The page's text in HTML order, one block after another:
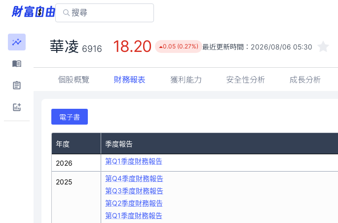
華凌 6916 18.20 0.05 (0.27%) 最近更新時間： 2026/08/06 05:30
個股概覽 財務報表 獲利能力 安全性分析 成長分析
電子書
年度 季度報告
2026
2025
第Q1季度財務報告
第Q4季度財務報告
第Q3季度財務報告
第Q2季度財務報告
第Q1季度財務報告